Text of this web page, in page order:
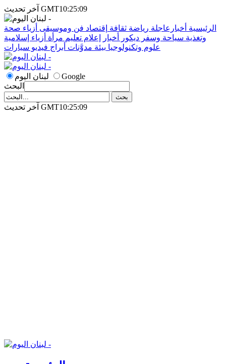
آخر تحديث GMT10:25:09
الرئيسية أخبارعاجلة رياضة ثقافة إقتصاد فن وموسيقى أزياء صحة
وتغذية سياحة وسفر ديكور أخبار إعلام تعليم مرأة أزياء إسلامية
علوم وتكنولوجيا بيئة مدوَّنات أبراج فيديو سيارات
لبنان اليوم
Google
البحث
آخر تحديث GMT10:25:09